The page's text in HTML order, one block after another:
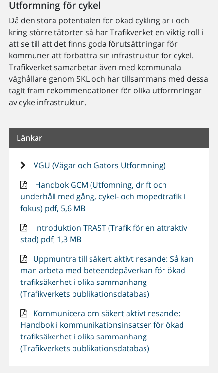
Utformning för cykel
Då den stora potentialen för ökad cykling är i och
kring större tätorter så har Trafikverket en viktig roll i
att se till att det finns goda förutsättningar för
kommuner att förbättra sin infrastruktur för cykel.
Trafikverket samarbetar även med kommunala
väghållare genom SKL och har tillsammans med dessa
tagit fram rekommendationer för olika utformningar
av cykelinfrastruktur.
Länkar
VGU (Vägar och Gators Utformning)
Handbok GCM (Utfomning, drift och
underhåll med gång, cykel- och mopedtrafik i
fokus) pdf, 5,6 MB
Introduktion TRAST (Trafik för en attraktiv
stad) pdf, 1,3 MB
Uppmuntra till säkert aktivt resande: Så kan
man arbeta med beteendepåverkan för ökad
trafiksäkerhet i olika sammanhang
(Trafikverkets publikationsdatabas)
Kommunicera om säkert aktivt resande:
Handbok i kommunikationsinsatser för ökad
trafiksäkerhet i olika sammanhang
(Trafikverkets publikationsdatabas)